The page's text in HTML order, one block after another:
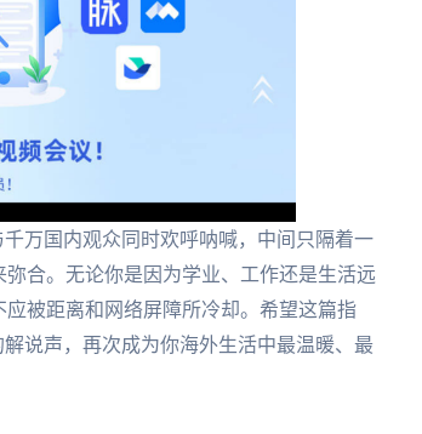
万国内观众同时欢呼呐喊，中间只隔着一
合。无论你是因为学业、工作还是生活远
被距离和网络屏障所冷却。希望这篇指
说声，再次成为你海外生活中最温暖、最